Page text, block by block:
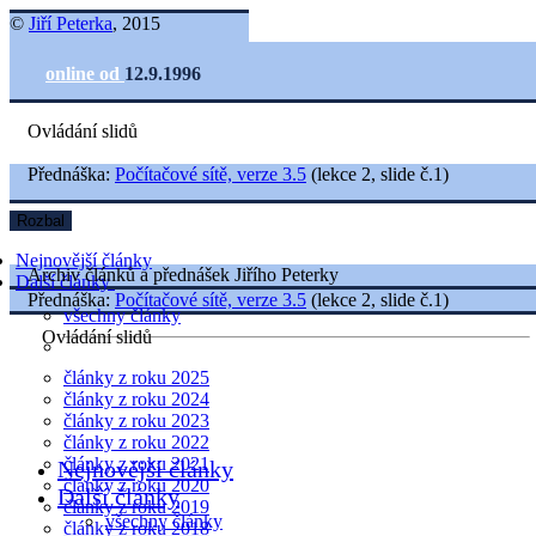
© Jiří Peterka, 2015
online od 12.9.1996
Ovládání slidů
Nejnovější články
Další články
všechny články
články z roku 2025
články z roku 2024
články z roku 2023
články z roku 2022
články z roku 2021
články z roku 2020
články z roku 2019
články z roku 2018
Přednáška: Počítačové sítě, verze 3.5 (lekce 2, slide č.1)
Rozbal
Archiv článků a přednášek Jiřího Peterky
Přednáška: Počítačové sítě, verze 3.5 (lekce 2, slide č.1)
Ovládání slidů
Nejnovější články
Další články
všechny články